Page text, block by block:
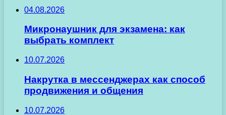
04.08.2026
Микронаушник для экзамена: как
выбрать комплект
10.07.2026
Накрутка в мессенджерах как способ
продвижения и общения
10.07.2026